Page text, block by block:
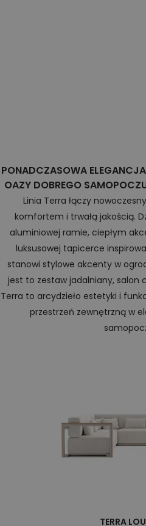
PONADCZASOWA
OAZY DOBREGO
Linia Terra łączy
komfortem i trwałą jakością.
aluminiowej ramie, ciepłym
luksusowej tapicerce
stanowi stylowe akcenty w
jest to zestaw jadalniany, salon
Terra to arcydzieło estetyki i
przestrzeń zewnętrzną w
TERRA